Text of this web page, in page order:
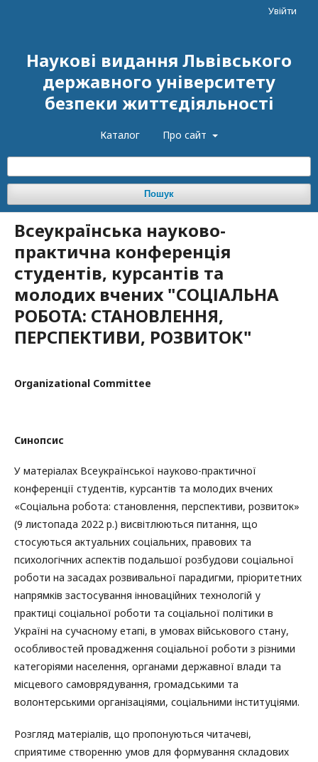
Наукові видання Львівського
державного університету
безпеки життєдіяльності
Каталог Про сайт
Пошук
Увійти
Всеукраїнська науково-
практична конференція
студентів, курсантів та
молодих вчених "СОЦІАЛЬНА
РОБОТА: СТАНОВЛЕННЯ,
ПЕРСПЕКТИВИ, РОЗВИТОК"
Organizational Committee
Синопсис
У матеріалах Всеукраїнської науково-практичної
конференції студентів, курсантів та молодих вчених
«Соціальна робота: становлення, перспективи, розвиток»
(9 листопада 2022 р.) висвітлюються питання, що
стосуються актуальних соціальних, правових та
психологічних аспектів подальшої розбудови соціальної
роботи на засадах розвивальної парадигми, пріоритетних
напрямків застосування інноваційних технологій у
практиці соціальної роботи та соціальної політики в
Україні на сучасному етапі, в умовах військового стану,
особливостей провадження соціальної роботи з різними
категоріями населення, органами державної влади та
місцевого самоврядування, громадськими та
волонтерськими організаціями, соціальними інституціями.
Розгляд матеріалів, що пропонуються читачеві,
сприятиме створенню умов для формування складових